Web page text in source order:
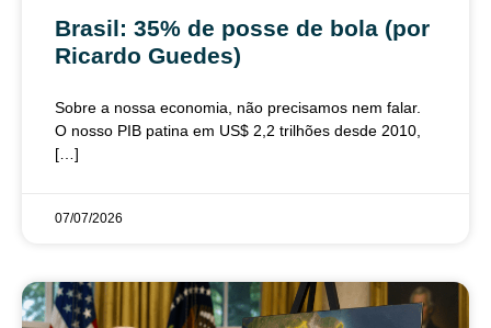
Brasil: 35% de posse de bola (por
Ricardo Guedes)
Sobre a nossa economia, não precisamos nem falar.
O nosso PIB patina em US$ 2,2 trilhões desde 2010,
[…]
07/07/2026